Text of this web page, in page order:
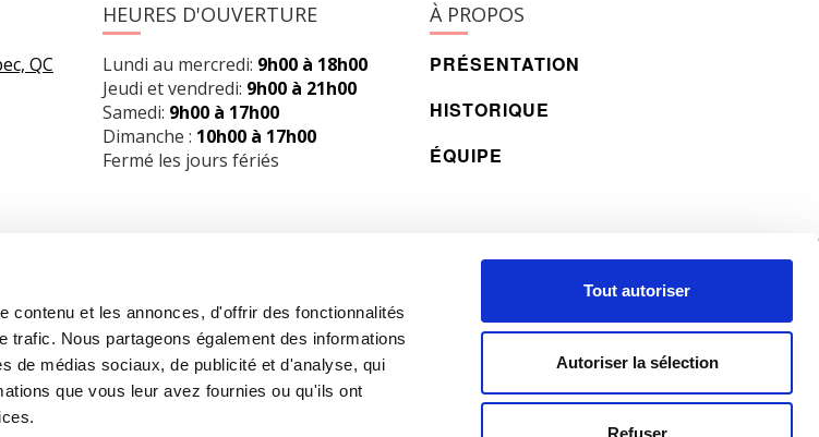
contenu et les annonces, d'offrir des fonctionnalités
Nous partageons également des informations
de médias sociaux, de publicité et d'analyse, qui
que vous leur avez fournies ou qu'ils ont
Tout autoriser
Autoriser la sélection
Refuser
QC
HEURES D'OUVERTURE
Lundi au mercredi: 9h00 à 18h00
Jeudi et vendredi: 9h00 à 21h00
Samedi: 9h00 à 17h00
Dimanche : 10h00 à 17h00
Fermé les jours fériés
À PROPOS
PRÉSENTATION
HISTORIQUE
ÉQUIPE
© 2026 All rights reserved.